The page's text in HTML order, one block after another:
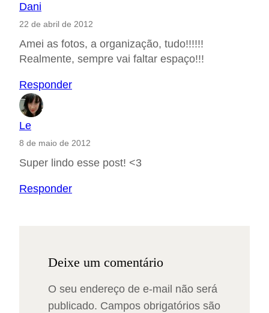
Dani
22 de abril de 2012
Amei as fotos, a organização, tudo!!!!!!
Realmente, sempre vai faltar espaço!!!
Responder
Le
8 de maio de 2012
Super lindo esse post! <3
Responder
Deixe um comentário
O seu endereço de e-mail não será
publicado. Campos obrigatórios são